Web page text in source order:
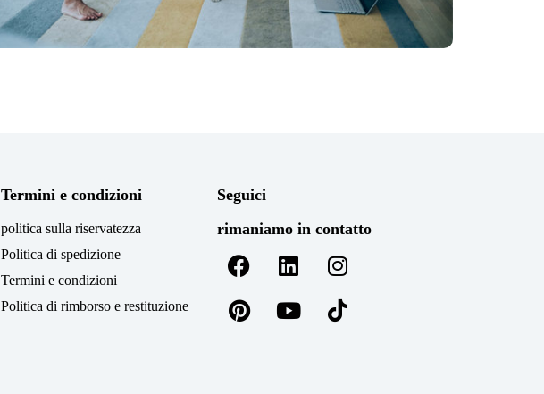
Termini e condizioni
politica sulla riservatezza
Politica di spedizione
Termini e condizioni
Politica di rimborso e restituzione
Seguici
rimaniamo in contatto